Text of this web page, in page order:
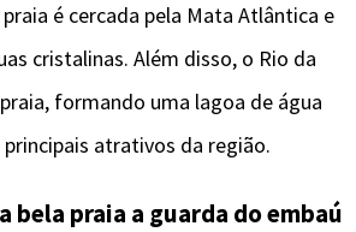
é cercada pela Mata Atlântica e
cristalinas. Além disso, o Rio da
formando uma lagoa de água
atrativos da região.
bela praia a guarda do embaú